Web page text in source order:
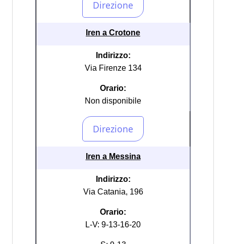
Iren a Crotone
Indirizzo:
Via Firenze 134
Orario:
Non disponibile
Iren a Messina
Indirizzo:
Via Catania, 196
Orario:
L-V: 9-13-16-20